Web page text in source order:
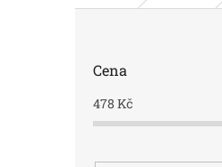
Cena
478 Kč